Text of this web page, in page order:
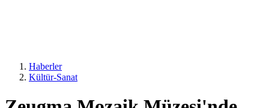
Haberler
Kültür-Sanat